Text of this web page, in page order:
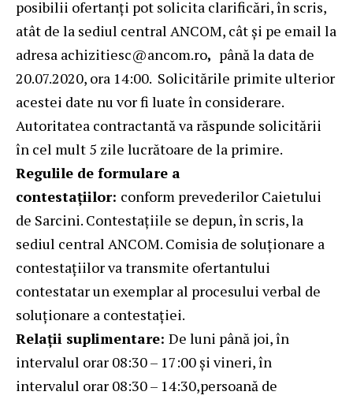
posibilii ofertanți pot solicita clarificări, în scris,
atât de la sediul central ANCOM, cât și pe email la
adresa achizitiesc@ancom.ro, până la data de
20.07.2020, ora 14:00. Solicitările primite ulterior
acestei date nu vor fi luate în considerare.
Autoritatea contractantă va răspunde solicitării
în cel mult 5 zile lucrătoare de la primire.
Regulile de formulare a
contestațiilor: conform prevederilor Caietului
de Sarcini. Contestațiile se depun, în scris, la
sediul central ANCOM. Comisia de soluționare a
contestațiilor va transmite ofertantului
contestatar un exemplar al procesului verbal de
soluționare a contestației.
Relații suplimentare: De luni până joi, în
intervalul orar 08:30 – 17:00 și vineri, în
intervalul orar 08:30 – 14:30,persoană de